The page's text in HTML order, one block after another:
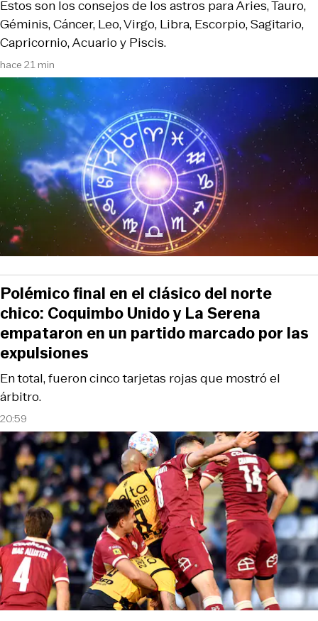
hace 21 min
Estos son los consejos de los astros para Aries, Tauro,
Géminis, Cáncer, Leo, Virgo, Libra, Escorpio, Sagitario,
Capricornio, Acuario y Piscis.
20:59
En total, fueron cinco tarjetas rojas que mostró el
árbitro.
Polémico final en el clásico del norte
chico: Coquimbo Unido y La Serena
empataron en un partido marcado por las
expulsiones